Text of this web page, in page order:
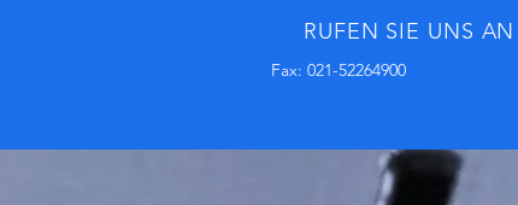
RUFEN SIE UNS AN
Fax: 021-52264900